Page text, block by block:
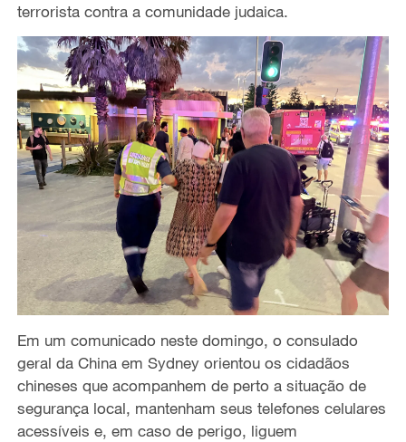
terrorista contra a comunidade judaica.
Em um comunicado neste domingo, o consulado
geral da China em Sydney orientou os cidadãos
chineses que acompanhem de perto a situação de
segurança local, mantenham seus telefones celulares
acessíveis e, em caso de perigo, liguem